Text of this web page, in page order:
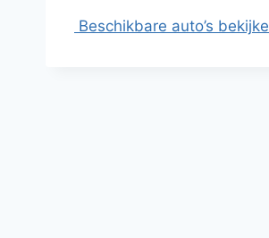
Beschikbare auto’s